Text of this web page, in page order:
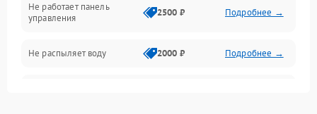
Гигиена
Программное обеспечение
Не работает панель
управления
2500 ₽ Подробнее →
Не распыляет воду 2000 ₽ Подробнее →